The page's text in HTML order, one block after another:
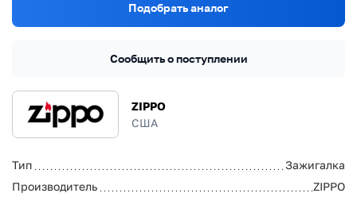
ZIPPO
США
Тип
Зажигалка
Производитель
ZIPPO
Подобрать аналог
Сообщить о поступлении